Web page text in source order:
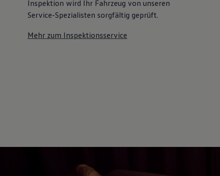
Inspektion wird Ihr Fahrzeug von unseren
Service-Spezialisten sorgfältig geprüft.
Mehr zum Inspektionsservice